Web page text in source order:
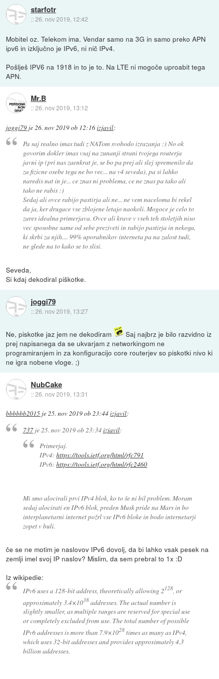
starfotr
::26. nov 2019, 12:42
Mobitel oz. Telekom ima. Vendar samo na 3G in samo preko APN
ipv6 in izključno je IPv6, ni nič IPv4.
Pošlješ IPV6 na 1918 in to je to. Na LTE ni mogoče uproabit tega
APN.
Mr.B
::26. nov 2019, 13:12
joggi79 je26. nov 2019 ob 12:16izjavil:
Pa saj realno imas tudi z NATom svobodo izrazanja :) No ok
govorim dokler imas vsaj na zunanji strani tvojega routerja
javni ip (pri nas zaenkrat je, se bo pa prej ali slej spremenilo da
za fizicne osebe tega ne bo vec... na v4 seveda), pa si lahko
naredis nat in je... ce znas ni problema, ce ne znas pa tako ali
tako ne rabis :)
Sedaj ali ovce rabijo pastirja ali ne... ne vem naceloma bi rekel
da ja, ker drugace vse zblojene letajo naokoli. Mogoce je celo to
zares idealna primerjava. Ovce ali krave v vseh teh stoletjih niso
vec sposobne same od sebe preziveti in rabijo pastirja in nekoga,
ki skrbi za njih.... 99% uporabnikov interneta pa na zalost tudi,
ne glede na to kako se to slisi.
Seveda,
Si kdaj dekodiral piškotke.
joggi79
::26. nov 2019, 13:27
Ne, piskotke jaz jem ne dekodiram
Saj najbrz je bilo razvidno iz
prej napisanega da se ukvarjam z networkingom ne
programiranjem in za konfiguracijo core routerjev so piskotki nivo ki
ne igra nobene vloge. ;)
NubCake
::26. nov 2019, 13:31
bbbbbb2015 je25. nov 2019 ob 23:44izjavil:
737je 25. nov 2019 ob 23:34izjavil:
Primerjaj.
IPv4:https://tools.ietf.org/html/rfc791
IPv6:https://tools.ietf.org/html/rfc2460
Mi smo alocirali prvi IPv4 blok, ko to še ni bil problem. Moram
sedaj alocirati en IPv6 blok, preden Musk pride na Mars in bo
interplanetarni internet požrl vse IPv6 bloke in bodo internetarji
zopet v buli.
če se ne motim je naslovov IPv6 dovolj, da bi lahko vsak pesek na
zemlji imel svoj IP naslov? Mislim, da sem prebral to 1x :D
Iz wikipedie:
IPv6 uses a 128-bit address, theoretically allowing 2128, or
approximately 3.4×1038addresses. The actual number is
slightly smaller, as multiple ranges are reserved for special use
or completely excluded from use. The total number of possible
IPv6 addresses is more than 7.9×1028times as many as IPv4,
which uses 32-bit addresses and provides approximately 4.3
billion addresses.